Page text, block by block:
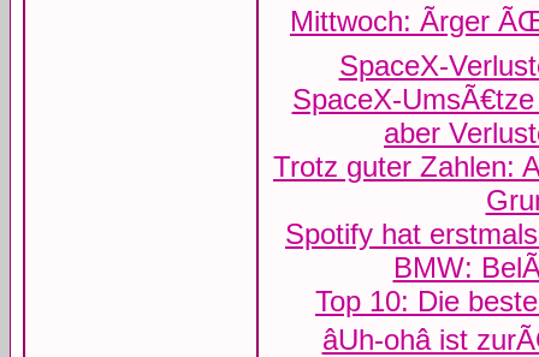
Mittwoch: Ãrger
SpaceX-
SpaceX-
aber
Trotz guter Zahlen:
Spotify hat
BMW:
Top 10: Die
âUh-ohâ ist